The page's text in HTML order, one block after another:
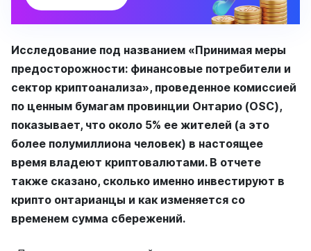
Исследование под названием «Принимая меры
предосторожности: финансовые потребители и
сектор криптоанализа», проведенное комиссией
по ценным бумагам провинции Онтарио (OSC),
показывает, что около 5% ее жителей (а это
более полумиллиона человек) в настоящее
время владеют криптовалютами. В отчете
также сказано, сколько именно инвестируют в
крипто онтарианцы и как изменяется со
временем сумма сбережений.